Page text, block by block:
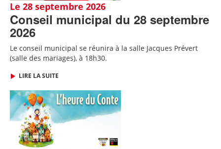
Le 28 septembre 2026
Conseil municipal du 28 septembre
2026
Le conseil municipal se réunira à la salle Jacques Prévert
(salle des mariages), à 18h30.
LIRE LA SUITE